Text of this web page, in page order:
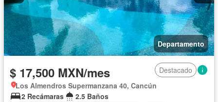
Departamento
$ 17,500 MXN/mes
Destacado
Los Almendros Supermanzana 40, Cancún
2 Recámaras
2.5 Baños